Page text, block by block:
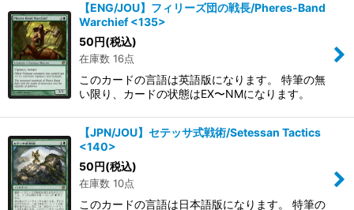
【ENG/JOU】フィリーズ団の戦長/Pheres-Band
Warchief <135>
50円(税込)
在庫数 16点
このカードの言語は英語版になります。 特筆の無
い限り、カードの状態はEX〜NMになります。
【JPN/JOU】セテッサ式戦術/Setessan Tactics
<140>
50円(税込)
在庫数 10点
このカードの言語は日本語版になります。 特筆の